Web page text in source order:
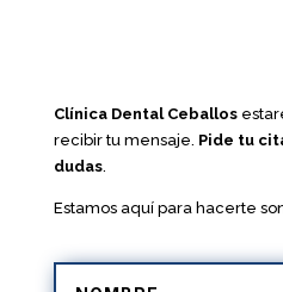
Clínica Dental Ceballos
recibir tu mensaje. Pide tu
dudas.
Estamos aquí para hacerte